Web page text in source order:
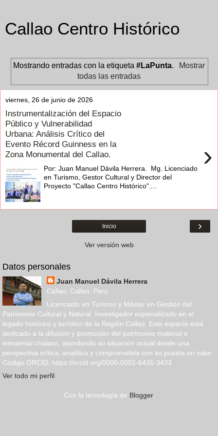
Callao Centro Histórico
Mostrando entradas con la etiqueta#LaPunta.
Mostrar
todas las entradas
viernes, 26 de junio de 2026
Instrumentalización del Espacio
Público y Vulnerabilidad
Urbana: Análisis Crítico del
Evento Récord Guinness en la
Zona Monumental del Callao.
›
Por: Juan Manuel Dávila Herrera. Mg. Licenciado
en Turismo, Gestor Cultural y Director del
Proyecto "Callao Centro Histórico"....
›
Inicio
Ver versión web
Datos personales
Juan Manuel Dávila Herrera
Callao, Callao, Peru
Licenciado en Turismo y Máster en Gestión del
Patrimonio Cultural y Natural. Investigador especializado en el
legado histórico y turístico de la Región Callao. Este espacio está
dedicado a la difusión y promoción del patrimonio material e
inmaterial chalaco, abordando su situación actual desde una
perspectiva crítica, analítica y comprometida con su puesta en valor.
Código ORCID: https://orcid.org/0000-0002-6435-3433
Ver todo mi perfil
Con la tecnología de Blogger.